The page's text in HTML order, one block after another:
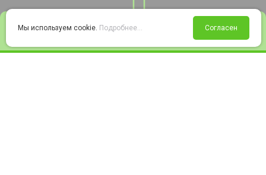
Войти Избранное Корзина
Мы используем cookie. Подробнее... Согласен